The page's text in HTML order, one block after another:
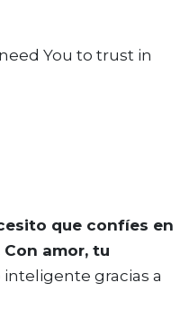
You to trust in
que confíes en
amor, tu
gracias a